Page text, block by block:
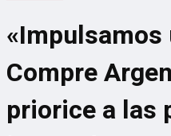
«Impulsamos
Compre
priorice a las